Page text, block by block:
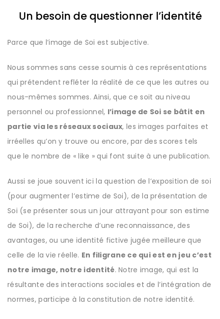
Un besoin de questionner l’identité
Parce que l’image de Soi est subjective.
Nous sommes sans cesse soumis à ces représentations
qui prétendent refléter la réalité de ce que les autres ou
nous-mêmes sommes. Ainsi, que ce soit au niveau
personnel ou professionnel, l’image de Soi se bâtit en
partie via les réseaux sociaux, les images parfaites et
irréelles qu’on y trouve ou encore, par des scores tels
que le nombre de « like » qui font suite à une publication.
Aussi se joue souvent ici la question de l’exposition de soi
(pour augmenter l’estime de Soi), de la présentation de
Soi (se présenter sous un jour attrayant pour son estime
de Soi), de la recherche d’une reconnaissance, des
avantages, ou une identité fictive jugée meilleure que
celle de la vie réelle. En filigrane ce qui est en jeu c’est
notre image, notre identité. Notre image, qui est la
résultante des interactions sociales et de l’intégration de
normes, participe à la constitution de notre identité.